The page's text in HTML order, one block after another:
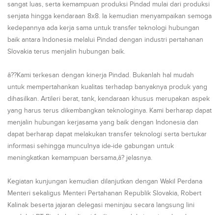
sangat luas, serta kemampuan produksi Pindad mulai dari produksi
senjata hingga kendaraan 8x8. Ia kemudian menyampaikan semoga
kedepannya ada kerja sama untuk transfer teknologi hubungan
baik antara Indonesia melalui Pindad dengan industri pertahanan
Slovakia terus menjalin hubungan baik.
â??Kami terkesan dengan kinerja Pindad. Bukanlah hal mudah
untuk mempertahankan kualitas terhadap banyaknya produk yang
dihasilkan. Artileri berat, tank, kendaraan khusus merupakan aspek
yang harus terus dikembangkan teknologinya. Kami berharap dapat
menjalin hubungan kerjasama yang baik dengan Indonesia dan
dapat berharap dapat melakukan transfer teknologi serta bertukar
informasi sehingga munculnya ide-ide gabungan untuk
meningkatkan kemampuan bersama,â? jelasnya.
Kegiatan kunjungan kemudian dilanjutkan dengan Wakil Perdana
Menteri sekaligus Menteri Pertahanan Republik Slovakia, Robert
Kalinak beserta jajaran delegasi meninjau secara langsung lini